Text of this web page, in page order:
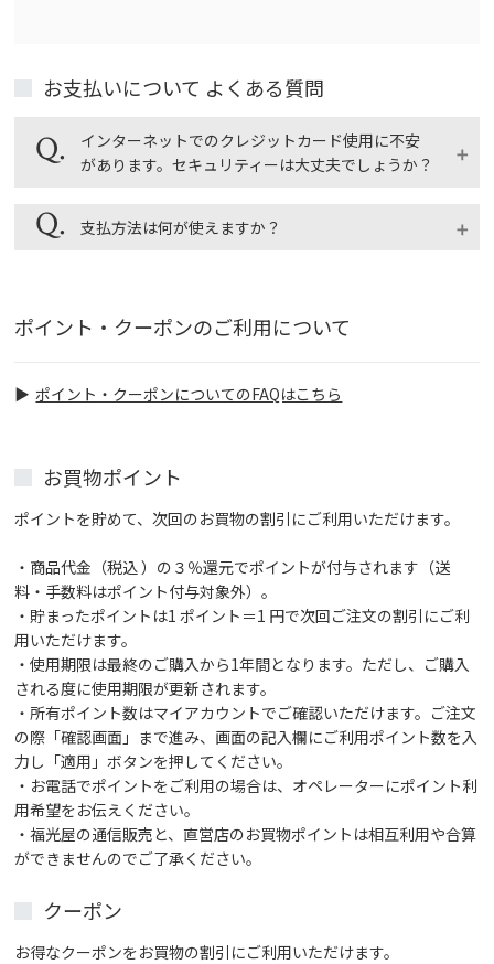
お支払いについて よくある質問
インターネットでのクレジットカード使用に不安
があります。セキュリティーは大丈夫でしょうか？
安心してご利用ください。
す。
支払方法は何が使えますか？
局・コンビニ後払い（スコア後払い）」がご利用いた
だけます。
払方法をご覧ください。
ポイント・クーポンのご利用について
ポイント・クーポンについてのFAQはこちら
お買物ポイント
ポイントを貯めて、次回のお買物の割引にご利用いただけます。
・商品代金（税込 ）の３％還元でポイントが付与されます（送
料・手数料はポイント付与対象外）。
・貯まったポイントは1 ポイント＝1 円で次回ご注文の割引にご利
用いただけます。
・使用期限は最終のご購入から1年間となります。ただし、ご購入
される度に使用期限が更新されます。
・所有ポイント数はマイアカウントでご確認いただけます。ご注文
の際「確認画面」まで進み、画面の記入欄にご利用ポイント数を入
力し「適用」ボタンを押してください。
・お電話でポイントをご利用の場合は、オペレーターにポイント利
用希望をお伝えください。
・福光屋の通信販売と、直営店のお買物ポイントは相互利用や合算
ができませんのでご了承ください。
クーポン
お得なクーポンをお買物の割引にご利用いただけます。